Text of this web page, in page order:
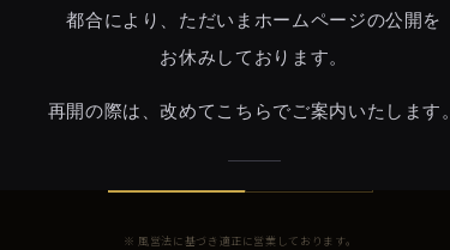
都合により、ただいまホームページの公開を
お休みしております。
再開の際は、改めてこちらでご案内いたします。
あなたは20歳以上ですか？
当店は20歳未満の方の
※ 風営法に基づき適正に営業しております。